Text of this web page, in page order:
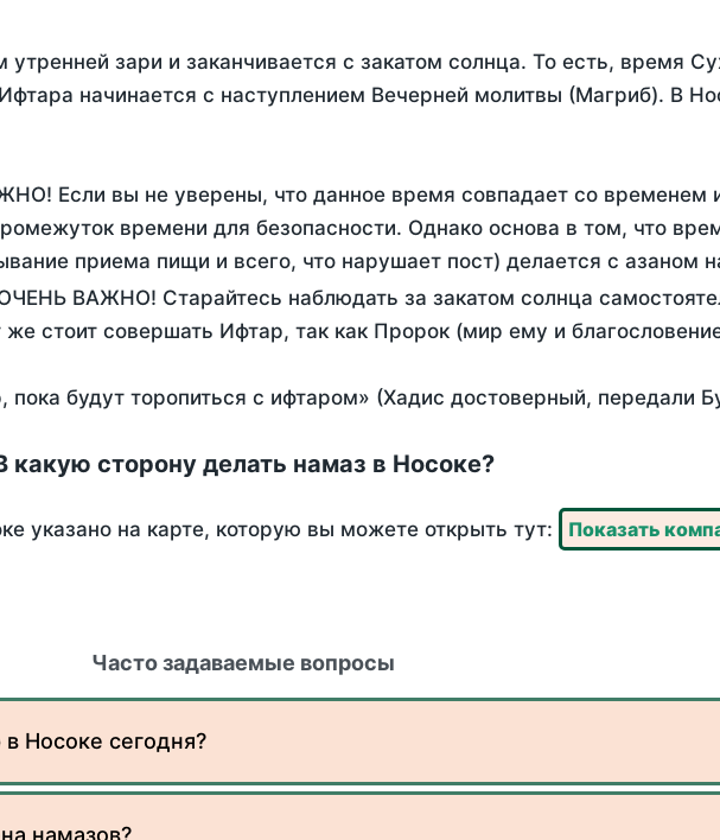
зари и заканчивается с закатом солнца. То есть, время
начинается с наступлением Вечерней молитвы (Магриб). В
Если вы не уверены, что данное время совпадает со временем
времени для безопасности. Однако основа в том, что
приема пищи и всего, что нарушает пост) делается с азаном
ВАЖНО! Старайтесь наблюдать за закатом солнца
же стоит совершать Ифтар, так как Пророк (мир ему и
пока будут торопиться с ифтаром» (Хадис достоверный, передали
какую сторону делать намаз в Носоке?
указано на карте, которую вы можете открыть тут: Показать
Часто задаваемые вопросы
Носоке сегодня?
намазов?